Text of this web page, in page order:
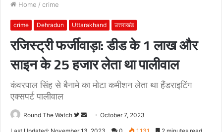
Home / crime
crime Dehradun Uttarakhand उत्तराखंड
रजिस्ट्री फर्जीवाड़ा: डीड के 1 लाख और
साइन के 25 हजार लेता था पालीवाल
कंवरपाल सिंह से बैनामे का मोटा कमीशन लेता था हैंडराइटिंग
एक्सपर्ट पालीवाल
Round The Watch
Follow
SendOctober 7, 2023